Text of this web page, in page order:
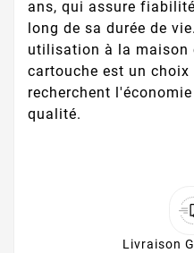
ans, qui assure
long de sa durée de
utilisation à la maison
cartouche est un
recherchent
qualité.
Livraison